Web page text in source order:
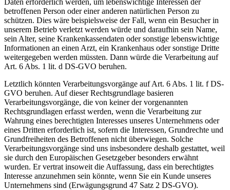
Daten erforderlich werden, um lebenswichtige Interessen der
betroffenen Person oder einer anderen natürlichen Person zu
schützen. Dies wäre beispielsweise der Fall, wenn ein Besucher in
unserem Betrieb verletzt werden würde und daraufhin sein Name,
sein Alter, seine Krankenkassendaten oder sonstige lebenswichtige
Informationen an einen Arzt, ein Krankenhaus oder sonstige Dritte
weitergegeben werden müssten. Dann würde die Verarbeitung auf
Art. 6 Abs. 1 lit. d DS-GVO beruhen.
Letztlich könnten Verarbeitungsvorgänge auf Art. 6 Abs. 1 lit. f DS-
GVO beruhen. Auf dieser Rechtsgrundlage basieren
Verarbeitungsvorgänge, die von keiner der vorgenannten
Rechtsgrundlagen erfasst werden, wenn die Verarbeitung zur
Wahrung eines berechtigten Interesses unseres Unternehmens oder
eines Dritten erforderlich ist, sofern die Interessen, Grundrechte und
Grundfreiheiten des Betroffenen nicht überwiegen. Solche
Verarbeitungsvorgänge sind uns insbesondere deshalb gestattet, weil
sie durch den Europäischen Gesetzgeber besonders erwähnt
wurden. Er vertrat insoweit die Auffassung, dass ein berechtigtes
Interesse anzunehmen sein könnte, wenn Sie ein Kunde unseres
Unternehmens sind (Erwägungsgrund 47 Satz 2 DS-GVO).